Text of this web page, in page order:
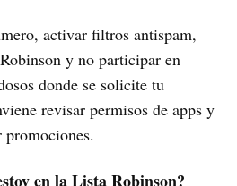
activar filtros antispam,
y no participar en
donde se solicite tu
revisar permisos de apps y
en la Lista Robinson?